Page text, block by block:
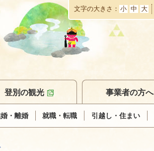
本
文
へ
移
動
文字の大きさ 小 中 大
・離婚 就職・転職 引越し・住まい
登別の観光 事業者の方へ